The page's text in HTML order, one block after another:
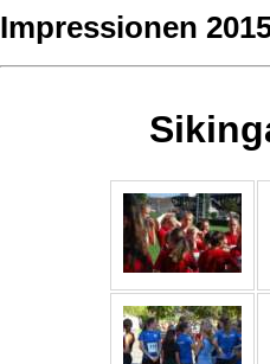
Impressionen